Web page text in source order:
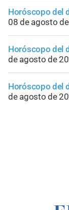
Horóscopo del
08 de agosto
Horóscopo del
de agosto de
Horóscopo del
de agosto de